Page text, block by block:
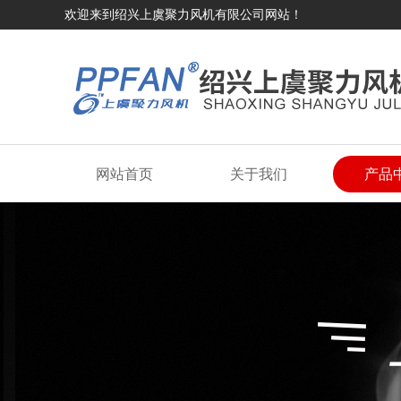
欢迎来到绍兴上虞聚力风机有限公司网站！
网站首页 关于我们 产品